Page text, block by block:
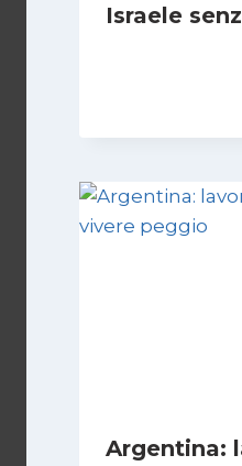
Israele
Argentina: